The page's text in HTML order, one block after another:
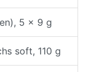
5 x 9 g
soft, 110 g